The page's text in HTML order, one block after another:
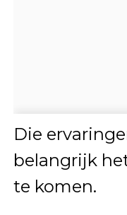
Die
belangrijk
te komen.